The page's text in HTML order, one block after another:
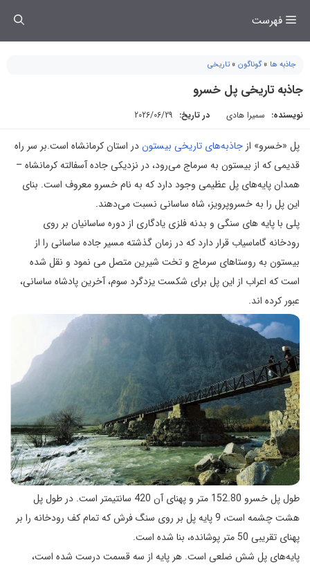
فهرست
جاذبه ها »گوناگون » تاریخی
جاذبه تاریخی پل خسرو
نویسنده: سمیرا هادی در تاریخ: 2026/06/29
پل «خسرو» از جاذبه‌های تاریخی بیستوندر استان کرمانشاه است.بر سر راه
قدیمی که از بیستون به سرماج می‌رود، در نزدیکی جاده آسفالته کرمانشاه –
همدان پایه‌های پل عظیمی وجود دارد که به نام خسرو معروف است. بنای
این پل را به خسروپرویز، شاه ساسانی نسبت می‌دهند.
پلی با پایه های سنگی و بدنه فلزی یادگاری از دوره ساسانیان بر روی
رودخانه گاماسیاب قرار دارد که در زمان گذشته مسیر جاده ساسانی را از
بیستون به روستاهای سرماج و تخت شیرین متصل می نمود و نقل شده
است که اعراب از این پل برای شکست یزدگرد سوم، آخرین پادشاه ساسانی،
عبور کرده اند.
طول پل خسرو 152.80 متر و پهنای آن 420 سانتیمتر است. در طول پل
هشت چشمه است، 9 پایه پل بر روی سنگ فرش که تمام کف رودخانه را بر
پهنای تقریبی 50 متر پوشانده، بنا شده است.
پایه‌های پل شش ضلعی است. هر پایه از سه قسمت درست شده است،